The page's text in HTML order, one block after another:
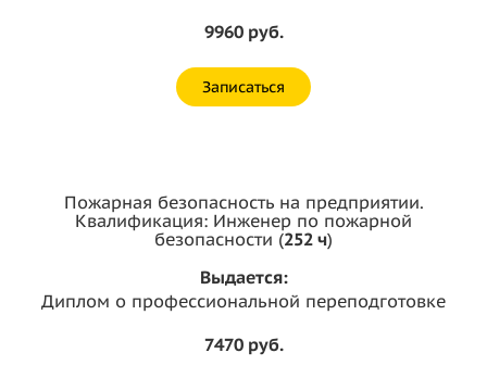
9960 руб.
Записаться
Пожарная безопасность на предприятии.
Квалификация: Инженер по пожарной
безопасности (252 ч)
Выдается:
Диплом о профессиональной переподготовке
7470 руб.